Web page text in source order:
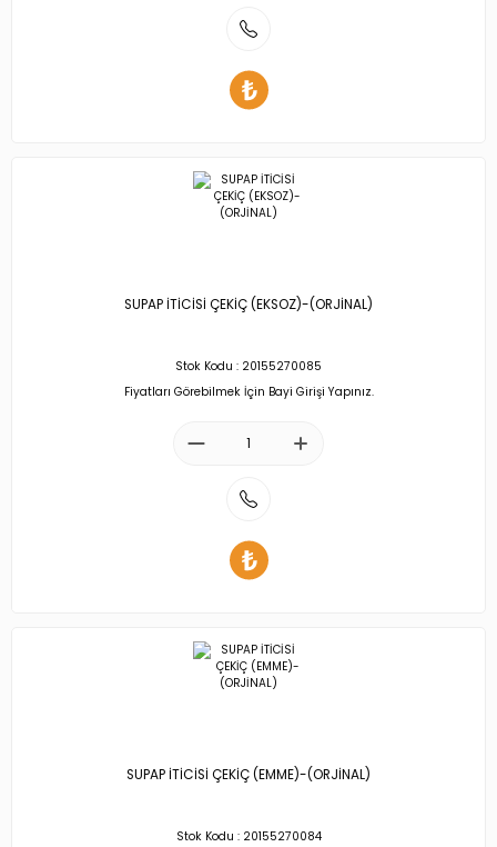
SUPAP İTİCİSİ ÇEKİÇ (EKSOZ)-(ORJİNAL)
Stok Kodu : 20155270085
Fiyatları Görebilmek İçin Bayi Girişi Yapınız.
SUPAP İTİCİSİ ÇEKİÇ (EMME)-(ORJİNAL)
Stok Kodu : 20155270084